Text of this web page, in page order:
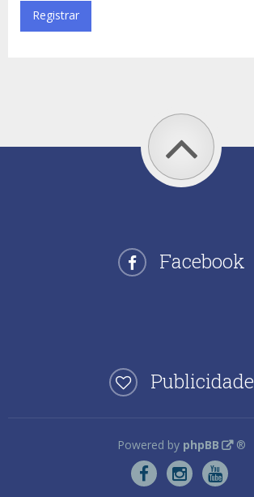
Registrar
Facebook
Publicidade
Powered by phpBB ®